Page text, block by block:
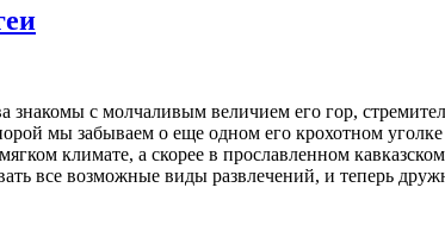
знакомы с молчаливым величием его гор,
мы забываем о еще одном его крохотном
климате, а скорее в прославленном
все возможные виды развлечений, и теперь